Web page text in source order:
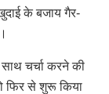
के बजाय गैर-
चर्चा करने की
फिर से शुरू किया